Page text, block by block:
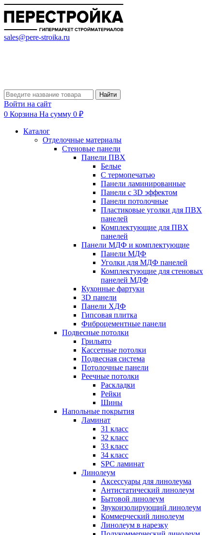
sales@pere-stroika.ru
Найти
Войти на сайт
0 Корзина На сумму 0 ₽
Каталог
Отделочные материалы
Стеновые панели
Панели ПВХ
Белые
С термопечатью
Панели ламинированные
Панели с 3D эффектом
Панели потолочные
Пластиковые уголки для ПВХ
панелей
Комплектующие для ПВХ
панелей
Панели МДФ и комплектующие
Панели МДФ
Уголки для МДФ панелей
Комплектующие для стеновых
панелей МДФ
Кухонные фартуки
3D панели
Панели ХДФ
Гипсовая плитка
Фиброцементные панели
Подвесные потолки
Грильято
Кассетные потолки
Подвесная система
Потолочные панели
Реечные потолки
Раскладки
Рейки
Шины
Напольные покрытия
Ламинат
31 класс
32 класс
33 класс
34 класс
SPC ламинат
Линолеум
Аксессуары для линолеума
Антистатический линолеум
Бытовой линолеум
Звукоизолирующий линолеум
Коммерческий линолеум
Линолеум в нарезку